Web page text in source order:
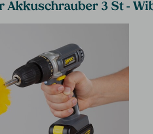
Akkuschrauber 3 St -